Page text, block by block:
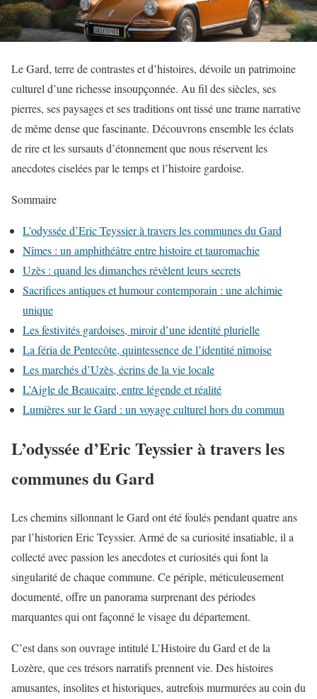
Le Gard, terre de contrastes et d’histoires, dévoile un patrimoine
culturel d’une richesse insoupçonnée. Au fil des siècles, ses
pierres, ses paysages et ses traditions ont tissé une trame narrative
de même dense que fascinante. Découvrons ensemble les éclats
de rire et les sursauts d’étonnement que nous réservent les
anecdotes ciselées par le temps et l’histoire gardoise.
Sommaire
L’odyssée d’Eric Teyssier à travers les communes du Gard
Nîmes : un amphithéâtre entre histoire et tauromachie
Uzès : quand les dimanches révèlent leurs secrets
Sacrifices antiques et humour contemporain : une alchimie
unique
Les festivités gardoises, miroir d’une identité plurielle
La féria de Pentecôte, quintessence de l’identité nîmoise
Les marchés d’Uzès, écrins de la vie locale
L’Aigle de Beaucaire, entre légende et réalité
Lumières sur le Gard : un voyage culturel hors du commun
L’odyssée d’Eric Teyssier à travers les
communes du Gard
Les chemins sillonnant le Gard ont été foulés pendant quatre ans
par l’historien Eric Teyssier. Armé de sa curiosité insatiable, il a
collecté avec passion les anecdotes et curiosités qui font la
singularité de chaque commune. Ce périple, méticuleusement
documenté, offre un panorama surprenant des périodes
marquantes qui ont façonné le visage du département.
C’est dans son ouvrage intitulé L’Histoire du Gard et de la
Lozère, que ces trésors narratifs prennent vie. Des histoires
amusantes, insolites et historiques, autrefois murmurées au coin du